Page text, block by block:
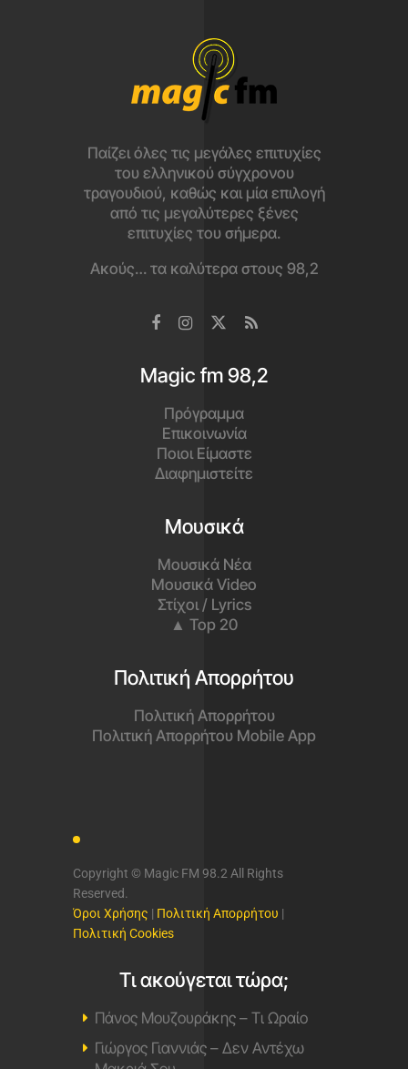
Παίζει όλες τις μεγάλες επιτυχίες
του ελληνικού σύγχρονου
τραγουδιού, καθώς και μία επιλογή
από τις μεγαλύτερες ξένες
επιτυχίες του σήμερα.
Ακούς… τα καλύτερα στους 98,2
Magic fm 98,2
Πρόγραμμα
Επικοινωνία
Ποιοι Είμαστε
Διαφημιστείτε
Μουσικά
Μουσικά Νέα
Μουσικά Video
Στίχοι / Lyrics
▲ Top 20
Πολιτική Απορρήτου
Πολιτική Απορρήτου
Πολιτική Απορρήτου Mobile App
Copyright © Magic FM 98.2 All Rights
Reserved.
Όροι Χρήσης | Πολιτική Απορρήτου |
Πολιτική Cookies
Τι ακούγεται τώρα;
Πάνος Μουζουράκης – Τι Ωραίο
Γιώργος Γιαννιάς – Δεν Αντέχω